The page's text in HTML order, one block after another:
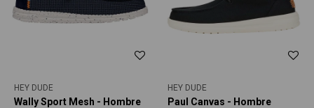
HEY DUDE
Wally Sport Mesh - Hombre
HEY DUDE
Paul Canvas - Hombre